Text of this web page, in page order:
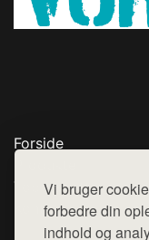
Vi bruger
forbedre din
indhold og
Forside
Top Rabatter
Kontakt